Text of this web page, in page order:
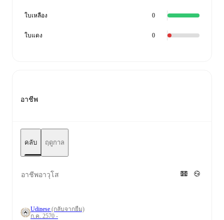
ใบเหลือง 0
ใบแดง 0
อาชีพ
คลับ ฤดูกาล
อาชีพอาวุโส
Udinese (กลับจากยืม)
ก.ค. 2570 -